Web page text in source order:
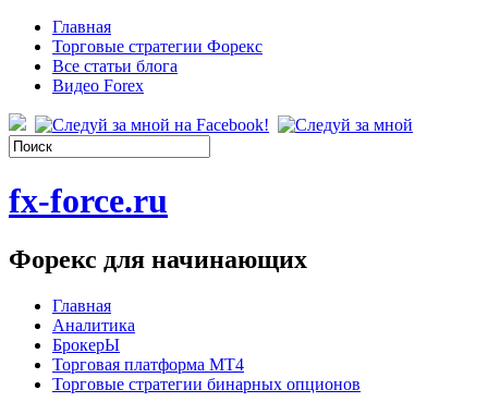
Главная
Торговые стратегии Форекс
Все статьи блога
Видео Forex
fx-force.ru
Форекс для начинающих
Главная
Аналитика
БрокерЫ
Торговая платформа МТ4
Торговые стратегии бинарных опционов